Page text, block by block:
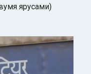
ярусами)